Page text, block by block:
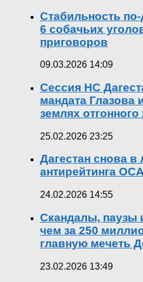
Стабильность по-
6 собачьих
приговоров
09.03.2026 14:09
Сессия НС
мандата Глазова
землях
25.02.2026 23:25
Дагестан снова в
антирейтинга
24.02.2026 14:55
Скандалы, паузы
чем за 250
главную мечеть
23.02.2026 13:49